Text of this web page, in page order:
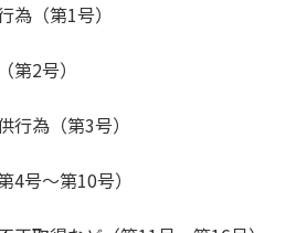
（第1号）
2号）
為（第3号）
号～第10号）